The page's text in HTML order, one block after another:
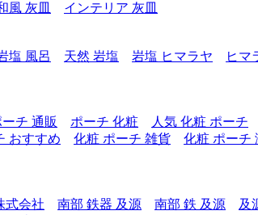
風 灰皿 インテリア 灰皿
塩 風呂 天然 岩塩 岩塩 ヒマラヤ
ヒマ
チ 通販 ポーチ 化粧 人気 化粧 ポーチ
おすすめ 化粧 ポーチ 雑貨
化粧 ポーチ
式会社 南部 鉄器 及源 南部 鉄 及源
及